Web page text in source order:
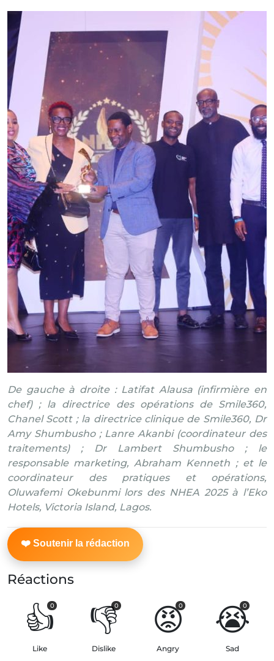
De gauche à droite : Latifat Alausa (infirmière en
chef) ; la directrice des opérations de Smile360,
Chanel Scott ; la directrice clinique de Smile360, Dr
Amy Shumbusho ; Lanre Akanbi (coordinateur des
traitements) ; Dr Lambert Shumbusho ; le
responsable marketing, Abraham Kenneth ; et le
coordinateur des pratiques et opérations,
Oluwafemi Okebunmi lors des NHEA 2025 à l’Eko
Hotels, Victoria Island, Lagos.
Réactions
👍
0
Like
👎
0
Dislike
😡
0
Angry
😭
0
Sad